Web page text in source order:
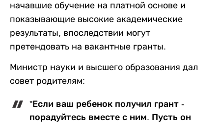
начавшие обучение на платной основе и
показывающие высокие академические
результаты, впоследствии могут
претендовать на вакантные гранты.
Министр науки и высшего образования дал
совет родителям:
"Если ваш ребенок получил грант -
порадуйтесь вместе с ним. Пусть он